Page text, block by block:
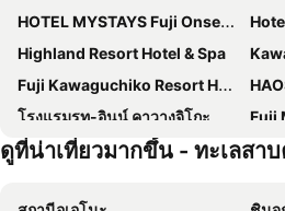
HOTEL MYSTAYS Fuji Onsen Resort
Highland Resort Hotel & Spa
Fuji Kawaguchiko Resort Hotel
โรงแรมรูท-อินน์ คาวางุจิโกะ
Fuji
โรงแรมเมาท์ฟูจิ
ดูที่น่าเที่ยวมากขึ้น - ทะเลสา